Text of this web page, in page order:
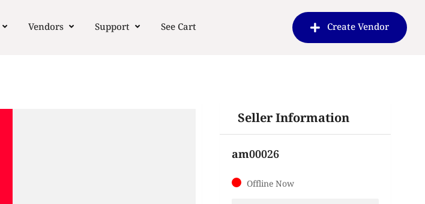
Vendors Support See Cart Create Vendor
Seller Information
am00026
Offline Now